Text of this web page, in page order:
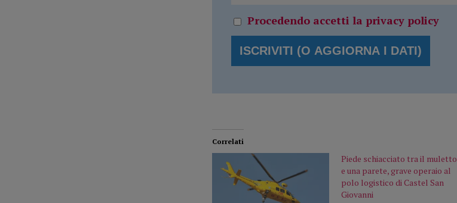
Procedendo accetti la privacy policy
Correlati
Piede schiacciato tra il muletto
e una parete, grave operaio al
polo logistico di Castel San
Giovanni